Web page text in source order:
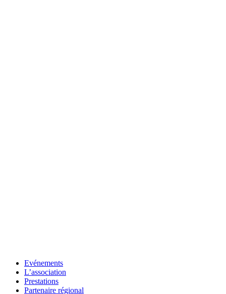
Evénements
L’association
Prestations
Partenaire régional